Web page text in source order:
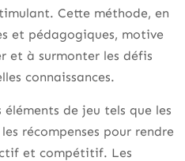
Cette méthode, en
et pédagogiques, motive
et à surmonter les défis
connaissances.
de jeu tels que les
récompenses pour rendre
et compétitif. Les